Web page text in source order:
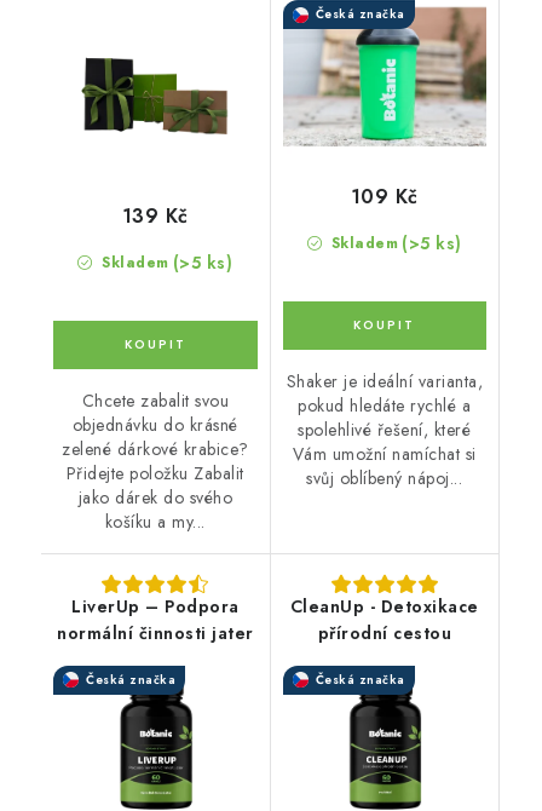
Skladem (>5 ks)
139 Kč
Chcete zabalit svou
objednávku do krásné
zelené dárkové krabice?
Přidejte položku Zabalit
jako dárek do svého
košíku a my...
Česká značka
Skladem (>5 ks)
109 Kč
Shaker je ideální varianta,
pokud hledáte rychlé a
spolehlivé řešení, které
Vám umožní namíchat si
svůj oblíbený nápoj...
LiverUp – Podpora
normální činnosti jater
Česká značka
CleanUp - Detoxikace
přírodní cestou
Česká značka